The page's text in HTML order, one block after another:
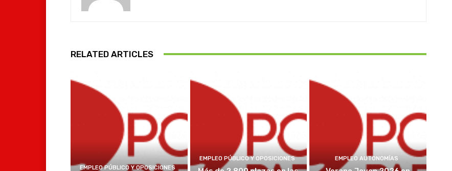
RELATED ARTICLES
EMPLEO PÚBLICO Y OPOSICIONES
EMPLEO PÚBLICO Y OPOSICIONES EMPLEO AUTONOMÍAS